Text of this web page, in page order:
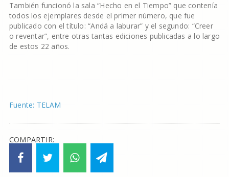
También funcionó la sala “Hecho en el Tiempo” que contenía
todos los ejemplares desde el primer número, que fue
publicado con el título: “Andá a laburar” y el segundo: “Creer
o reventar”, entre otras tantas ediciones publicadas a lo largo
de estos 22 años.
Fuente: TELAM
COMPARTIR: